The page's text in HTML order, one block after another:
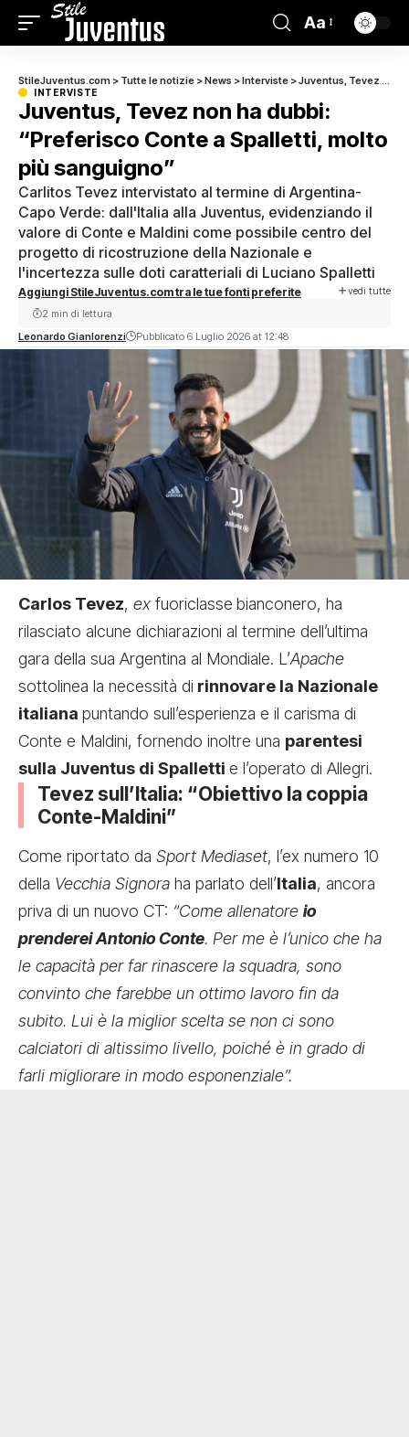
Aa
StileJuventus.com > Tutte le notizie >News >Interviste >Juventus, Tevez non ha dubbi: “Preferisco Conte a Spalletti, molto più sanguigno”
INTERVISTE
Juventus, Tevez non ha dubbi:
“Preferisco Conte a Spalletti, molto
più sanguigno”
Carlitos Tevez intervistato al termine di Argentina-
Capo Verde: dall'Italia alla Juventus, evidenziando il
valore di Conte e Maldini come possibile centro del
progetto di ricostruzione della Nazionale e
l'incertezza sulle doti caratteriali di Luciano Spalletti
Aggiungi StileJuventus.com tra le tue fonti preferite vedi tutte
Leonardo Gianlorenzi Pubblicato 6 Luglio 2026 at 12:48
2 min di lettura
Carlos Tevez, ex fuoriclasse bianconero, ha
rilasciato alcune dichiarazioni al termine dell’ultima
gara della sua Argentina al Mondiale. L’Apache
sottolinea la necessità di rinnovare la Nazionale
italiana puntando sull’esperienza e il carisma di
Conte e Maldini, fornendo inoltre una parentesi
sulla Juventus di Spalletti e l’operato di Allegri.
Tevez sull’Italia: “Obiettivo la coppia
Conte-Maldini”
Come riportato da Sport Mediaset, l’ex numero 10
della Vecchia Signora ha parlato dell’Italia, ancora
priva di un nuovo CT: “Come allenatore io
prenderei Antonio Conte. Per me è l’unico che ha
le capacità per far rinascere la squadra, sono
convinto che farebbe un ottimo lavoro fin da
subito. Lui è la miglior scelta se non ci sono
calciatori di altissimo livello, poiché è in grado di
farli migliorare in modo esponenziale”.